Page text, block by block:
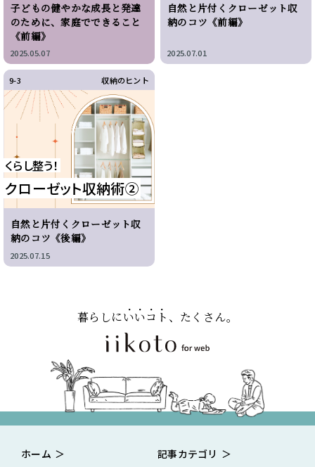
子どもの健やかな成長と発達
のために、家庭でできること
《前編》
2025.05.07
自然と片付くクローゼット収
納のコツ《前編》
2025.07.01
9-3 収納のヒント
くらし整う！
クローゼット収納術②
自然と片付くクローゼット収
納のコツ《後編》
2025.07.15
暮らしにいいコト、たくさん。
ホーム 記事カテゴリ